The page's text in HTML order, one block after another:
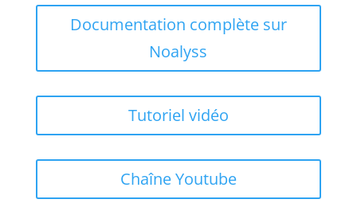
Documentation complète sur
Noalyss
Tutoriel vidéo
Chaîne Youtube